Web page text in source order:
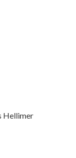
Hellimer